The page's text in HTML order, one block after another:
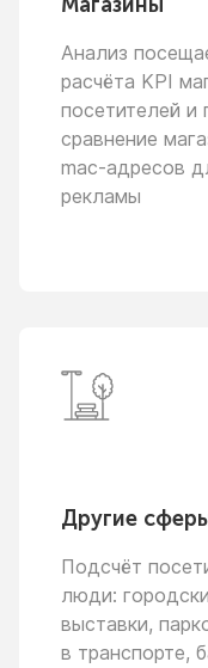
Анализ
расчёта KPI
посетителей и
сравнение
mac-адресов
рекламы
Другие
Подсчёт
люди:
выставки,
в транспорте,